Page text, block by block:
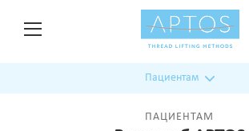
Пациентам
ПАЦИЕНТАМ